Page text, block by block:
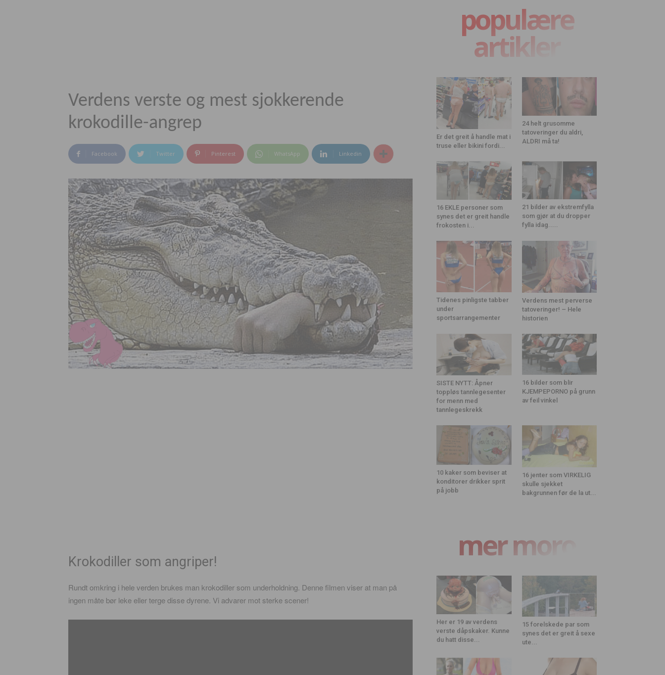
Verdens verste og mest sjokkerende
krokodille-angrep
Facebook Twitter Pinterest WhatsApp Linkedin
Krokodiller som angriper!
Rundt omkring i hele verden brukes man krokodiller som underholdning. Denne filmen viser at man på
ingen måte bør leke eller terge disse dyrene. Vi advarer mot sterke scener!
populære
artikler
Er det greit å handle mat i
truse eller bikini fordi...
24 helt grusomme
tatoveringer du aldri,
ALDRI må ta!
16 EKLE personer som
synes det er greit handle
frokosten i...
21 bilder av ekstremfylla
som gjør at du dropper
fylla idag.....
Tidenes pinligste tabber
under
sportsarrangementer
Verdens mest perverse
tatoveringer! – Hele
historien
SISTE NYTT: Åpner
toppløs tannlegesenter
for menn med
tannlegeskrekk
16 bilder som blir
KJEMPEPORNO på grunn
av feil vinkel
10 kaker som beviser at
konditorer drikker sprit
på jobb
16 jenter som VIRKELIG
skulle sjekket
bakgrunnen før de la ut...
mer moro
Her er 19 av verdens
verste dåpskaker. Kunne
du hatt disse...
15 forelskede par som
synes det er greit å sexe
ute...